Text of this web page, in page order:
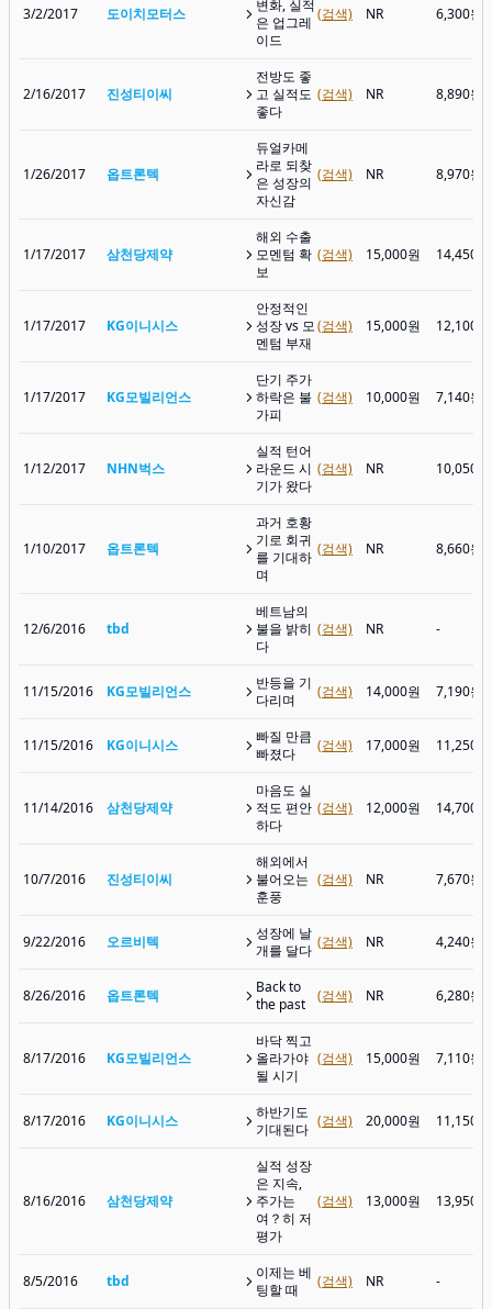
3/2/2017 도이치모터스
변화, 실적
은 업그레
이드
(검색) NR 6,300원
2/16/2017 진성티이씨
전방도 좋
고 실적도
좋다
(검색) NR 8,890원
1/26/2017 옵트론텍
듀얼카메
라로 되찾
은 성장의
자신감
(검색) NR 8,970원
1/17/2017 삼천당제약
해외 수출
모멘텀 확
보
(검색) 15,000원 14,450원
1/17/2017 KG이니시스
안정적인
성장 vs 모
멘텀 부재
(검색) 15,000원 12,100원
1/17/2017 KG모빌리언스
단기 주가
하락은 불
가피
(검색) 10,000원 7,140원
1/12/2017 NHN벅스
실적 턴어
라운드 시
기가 왔다
(검색) NR 10,050원
1/10/2017 옵트론텍
과거 호황
기로 회귀
를 기대하
며
(검색) NR 8,660원
12/6/2016 tbd
베트남의
불을 밝히
다
(검색) NR -
11/15/2016 KG모빌리언스
반등을 기
다리며
(검색) 14,000원 7,190원
11/15/2016 KG이니시스
빠질 만큼
빠졌다
(검색) 17,000원 11,250원
11/14/2016 삼천당제약
마음도 실
적도 편안
하다
(검색) 12,000원 14,700원
10/7/2016 진성티이씨
해외에서
불어오는
훈풍
(검색) NR 7,670원
9/22/2016 오르비텍
성장에 날
개를 달다 (검색) NR 4,240원
8/26/2016 옵트론텍
Back to
the past
(검색) NR 6,280원
8/17/2016 KG모빌리언스
바닥 찍고
올라가야
될 시기
(검색) 15,000원 7,110원
8/17/2016 KG이니시스
하반기도
기대된다 (검색) 20,000원 11,150원
8/16/2016 삼천당제약
실적 성장
은 지속,
주가는
여？히 저
평가
(검색) 13,000원 13,950원
8/5/2016 tbd
이제는 베
팅할 때
(검색) NR -